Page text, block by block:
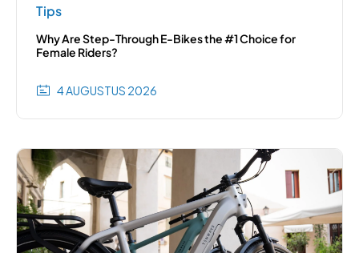
Tips
Why Are Step-Through E-Bikes the #1 Choice for
Female Riders?
4 AUGUSTUS 2026